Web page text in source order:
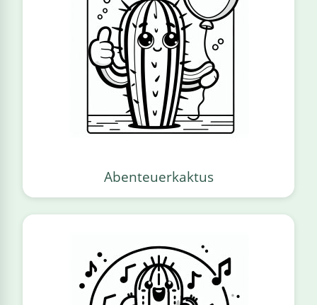
Abenteuerkaktus